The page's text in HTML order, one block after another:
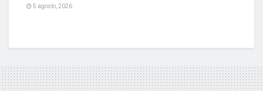
5 agosto, 2026